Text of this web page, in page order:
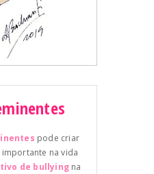
pode criar
importante na vida
de bullying na